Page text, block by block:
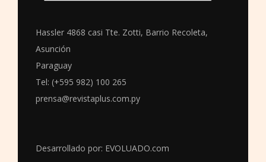
Hassler 4868 casi Tte. Zotti, Barrio Recoleta,
Asunción
Paraguay
Tel: (+595 982) 100 265
prensa@revistaplus.com.py
Desarrollado por: EVOLUADO.com